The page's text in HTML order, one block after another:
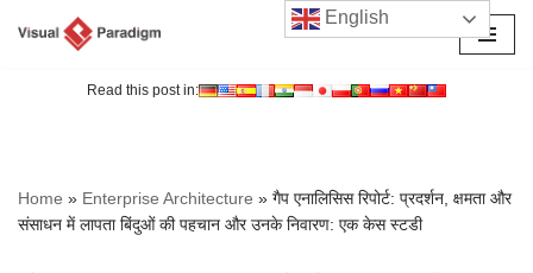
Read this post in:
Home » Enterprise Architecture » गैप एनालिसिस रिपोर्ट: प्रदर्शन, क्षमता और
संसाधन में लापता बिंदुओं की पहचान और उनके निवारण: एक केस स्टडी
English